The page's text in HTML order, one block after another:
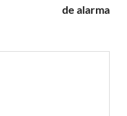
de alarma